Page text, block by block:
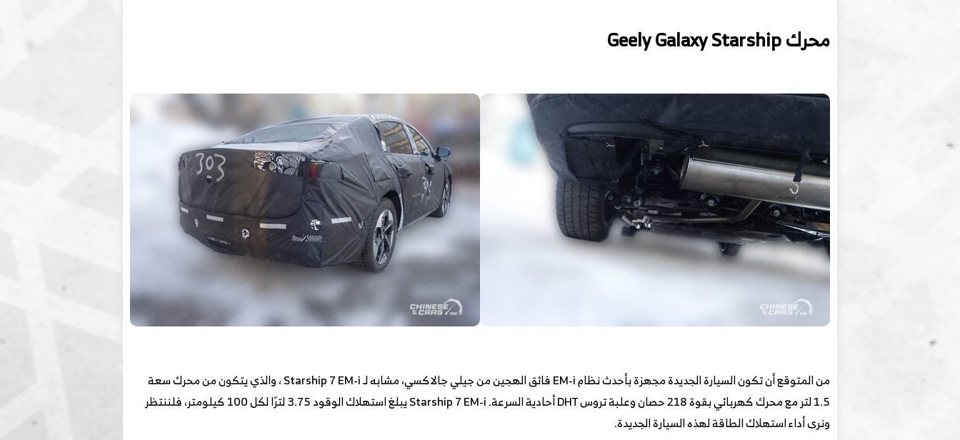
محرك Geely Galaxy Starship
من المتوقع أن تكون السيارة الجديدة مجهزة بأحدث نظام EM-i فائق الهجين من جيلي جالاكسي، مشابه لـ Starship 7 EM-i ، والذي يتكون من محرك سعة
1.5 لتر مع محرك كهربائي بقوة 218 حصان وعلبة تروس DHT أحادية السرعة. Starship 7 EM-i يبلغ استهلاك الوقود 3.75 لترًا لكل 100 كيلومتر، فلننتظر
ونرى أداء استهلاك الطاقة لهذه السيارة الجديدة.